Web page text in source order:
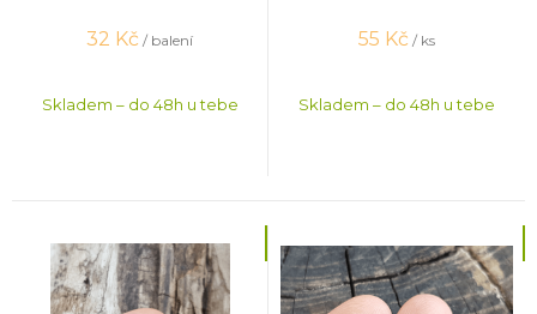
32 Kč / balení
Skladem – do 48h u tebe
55 Kč / ks
Skladem – do 48h u tebe